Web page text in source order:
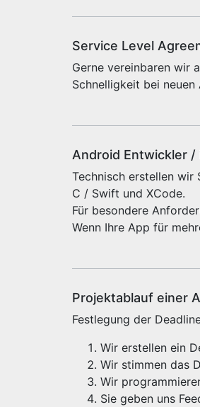
Service Level
Gerne vereinbaren wir
Schnelligkeit bei
Android Entwickler /
Technisch erstellen
C / Swift und XCode.
Für besondere
Wenn Ihre App für
Projektablauf einer
Festlegung der
Wir erstellen ein
Wir stimmen das
Wir
Sie geben uns